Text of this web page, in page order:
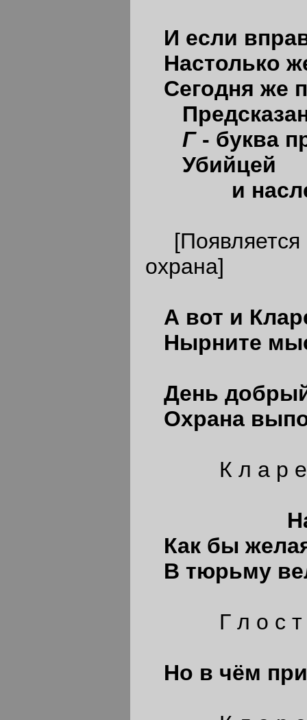
И если
Настолько
Сегодня же
Г- буква
Убийцей
и
[Появляется
охрана]
А вот и
Нырните
День
Охрана
К л а р е
Наш
Как бы
В тюрьму
Г л о с т
Но в чём